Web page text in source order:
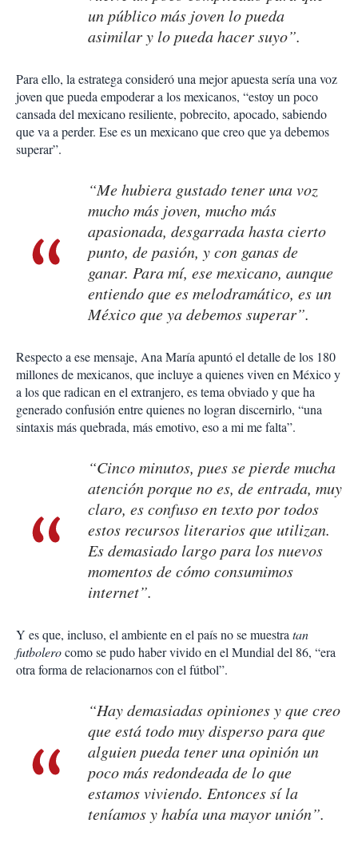
un público más joven lo pueda
asimilar y lo pueda hacer suyo”.
Para ello, la estratega consideró una mejor apuesta sería una voz
joven que pueda empoderar a los mexicanos, “estoy un poco
cansada del mexicano resiliente, pobrecito, apocado, sabiendo
que va a perder. Ese es un mexicano que creo que ya debemos
superar”.
“Me hubiera gustado tener una voz
mucho más joven, mucho más
apasionada, desgarrada hasta cierto
punto, de pasión, y con ganas de
ganar. Para mí, ese mexicano, aunque
entiendo que es melodramático, es un
México que ya debemos superar”.
Respecto a ese mensaje, Ana María apuntó el detalle de los 180
millones de mexicanos, que incluye a quienes viven en México y
a los que radican en el extranjero, es tema obviado y que ha
generado confusión entre quienes no logran discernirlo, “una
sintaxis más quebrada, más emotivo, eso a mi me falta”.
“Cinco minutos, pues se pierde mucha
atención porque no es, de entrada, muy
claro, es confuso en texto por todos
estos recursos literarios que utilizan.
Es demasiado largo para los nuevos
momentos de cómo consumimos
internet”.
Y es que, incluso, el ambiente en el país no se muestratan
futbolerocomo se pudo haber vivido en el Mundial del 86, “era
otra forma de relacionarnos con el fútbol”.
“Hay demasiadas opiniones y que creo
que está todo muy disperso para que
alguien pueda tener una opinión un
poco más redondeada de lo que
estamos viviendo. Entonces sí la
teníamos y había una mayor unión”.